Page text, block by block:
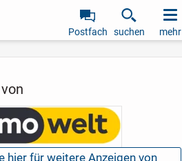
Postfach suchen mehr
hier für weitere Anzeigen von